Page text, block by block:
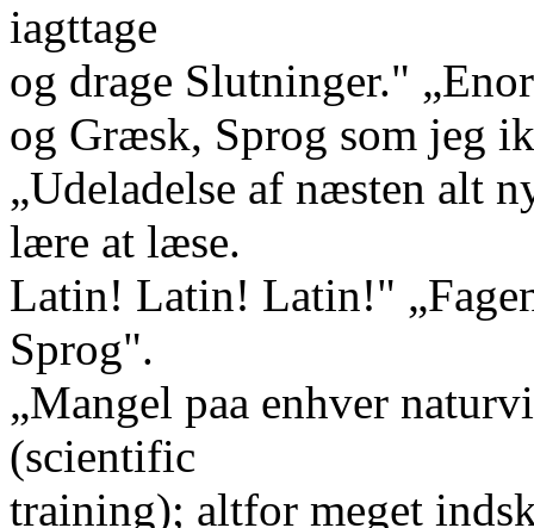
iagttage
og drage Slutninger."
og Græsk, Sprog som jeg
„Udeladelse af næsten alt
lære at læse.
Latin! Latin! Latin!"
Sprog".
„Mangel paa enhver
(scientific
training); altfor meget